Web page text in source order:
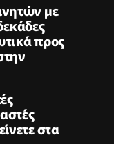
με
προς
στα